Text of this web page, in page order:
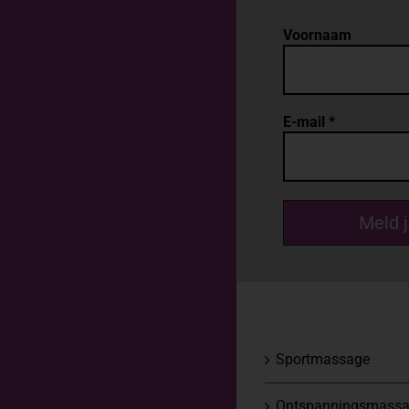
Voornaam
E-mail *
Sportmassage